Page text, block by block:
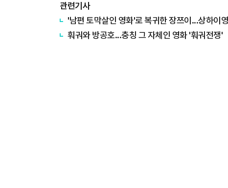
관련기사
'남편 토막살인 영화'로 복귀한 장쯔이...상하이
훠궈와 방공호...충칭 그 자체인 영화 '훠궈전쟁'